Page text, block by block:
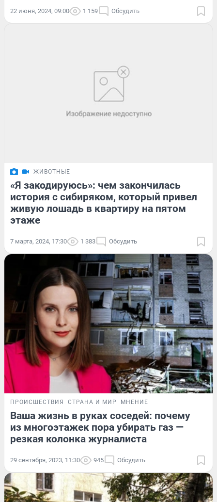
22 июня, 2024, 09:00 1 159 Обсудить
ЖИВОТНЫЕ
«Я закодируюсь»: чем закончилась
история с сибиряком, который привел
живую лошадь в квартиру на пятом
этаже
7 марта, 2024, 17:30 1 383 Обсудить
ПРОИСШЕСТВИЯ СТРАНА И МИР МНЕНИЕ
Ваша жизнь в руках соседей: почему
из многоэтажек пора убирать газ —
резкая колонка журналиста
29 сентября, 2023, 11:30 945 Обсудить